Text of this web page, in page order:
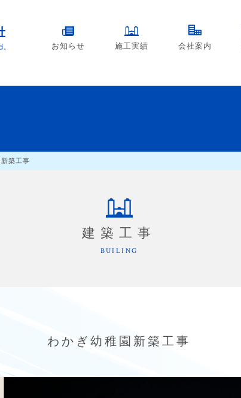
お知らせ 施工実績 会社案内
築工事
建築工事
BUILING
わかぎ幼稚園新築工事